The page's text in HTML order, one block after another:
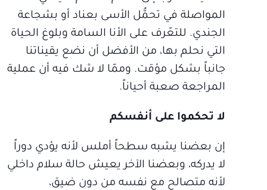
المواصلة في تحمُّل الأسى بعناد أو بشجاعة
الجندي. للتعّرف على الأنا السامة وبلوغ الحياة
التي نحلم بها، من الأفضل أن نضع يقيناتنا
جانباً بشكل مؤقت. وممّا لا شك فيه أن عملية
المراجعة صعبة أحياناً.
لا تحكموا على أنفسكم
إن بعضنا يشبه سطحاً أملس لأنه يؤدي دوراً
لا يدركه، وبعضنا الآخر يعيش حالة سلام داخلي
لأنه متصالح مع نفسه من دون ضيق،